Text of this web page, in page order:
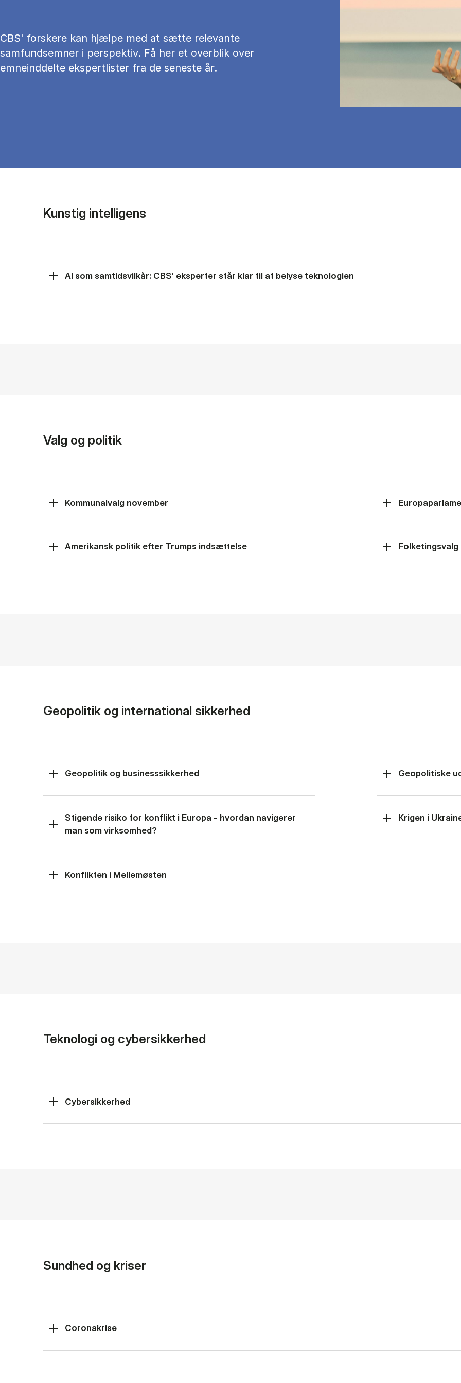
CBS' forskere kan hjælpe med at sætte relevante
samfundsemner i perspektiv. Få her et overblik over
emneinddelte ekspertlister fra de seneste år.
Kunstig intelligens
AI som samtidsvilkår: CBS’ eksperter står klar til at belyse teknologien
Valg og politik
Kommunalvalg november
Amerikansk politik efter Trumps indsættelse Folketingsvalg
Geopolitik og international sikkerhed
Geopolitik og businesssikkerhed
Stigende risiko for konflikt i Europa - hvordan navigerer
man som virksomhed?
Konflikten i Mellemøsten
Geopolitiske
Krigen i
Teknologi og cybersikkerhed
Cybersikkerhed
Sundhed og kriser
Coronakrise